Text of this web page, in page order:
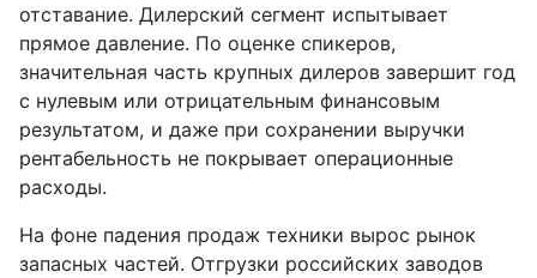
отставание. Дилерский сегмент испытывает
прямое давление. По оценке спикеров,
значительная часть крупных дилеров завершит год
с нулевым или отрицательным финансовым
результатом, и даже при сохранении выручки
рентабельность не покрывает операционные
расходы.
На фоне падения продаж техники вырос рынок
запасных частей. Отгрузки российских заводов